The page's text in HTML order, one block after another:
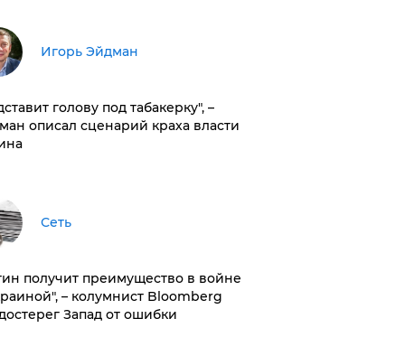
Игорь Эйдман
голову под табакерку", –
описал сценарий краха власти
Сеть
получит преимущество в войне
– колумнист Bloomberg
Запад от ошибки